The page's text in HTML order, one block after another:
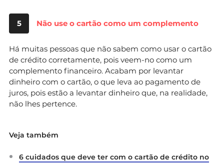
5 Não use o cartão como um complemento
Há muitas pessoas que não sabem como usar o cartão
de crédito corretamente, pois veem-no como um
complemento financeiro. Acabam por levantar
dinheiro com o cartão, o que leva ao pagamento de
juros, pois estão a levantar dinheiro que, na realidade,
não lhes pertence.
Veja também
6 cuidados que deve ter com o cartão de crédito no